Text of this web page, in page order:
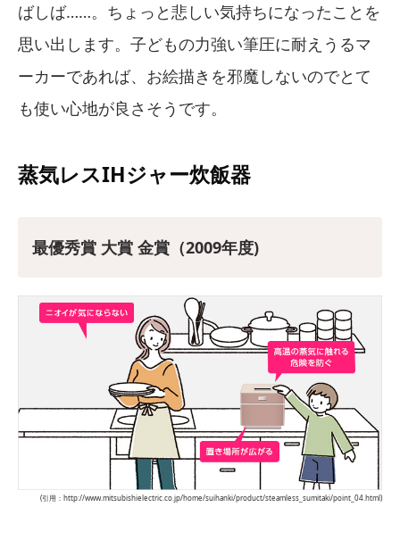
ばしば……。ちょっと悲しい気持ちになったことを
思い出します。子どもの力強い筆圧に耐えうるマ
ーカーであれば、お絵描きを邪魔しないのでとて
も使い心地が良さそうです。
蒸気レスIHジャー炊飯器
最優秀賞 大賞 金賞（2009年度)
(引用：http://www.mitsubishielectric.co.jp/home/suihanki/product/steamless_sumitaki/point_04.html)